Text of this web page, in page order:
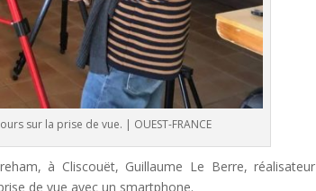
sur la prise de vue. | OUEST-FRANCE
à Cliscouët, Guillaume Le Berre, réalisateur
de vue avec un smartphone.